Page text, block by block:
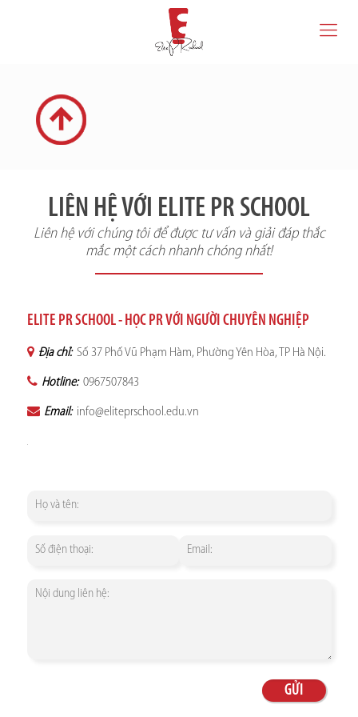
LIÊN HỆ VỚI ELITE PR SCHOOL
Liên hệ với chúng tôi để được tư vấn và giải đáp thắc
mắc một cách nhanh chóng nhất!
ELITE PR SCHOOL - HỌC PR VỚI NGƯỜI CHUYÊN NGHIỆP
Địa chỉ: Số 37 Phố Vũ Phạm Hàm, Phường Yên Hòa, TP Hà Nội.
Hotline: 0967507843
Email: info@eliteprschool.edu.vn